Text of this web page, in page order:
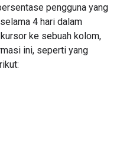
pengguna yang
4 hari dalam
ke sebuah kolom,
ini, seperti yang